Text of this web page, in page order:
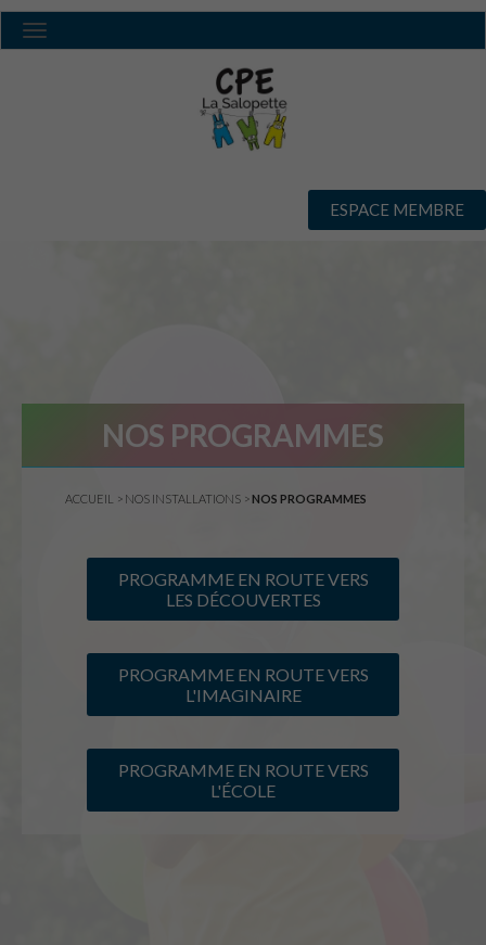
ESPACE MEMBRE
NOS PROGRAMMES
ACCUEIL > NOS INSTALLATIONS >NOS PROGRAMMES
PROGRAMME EN ROUTE VERS
LES DÉCOUVERTES
PROGRAMME EN ROUTE VERS
L'IMAGINAIRE
PROGRAMME EN ROUTE VERS
L'ÉCOLE